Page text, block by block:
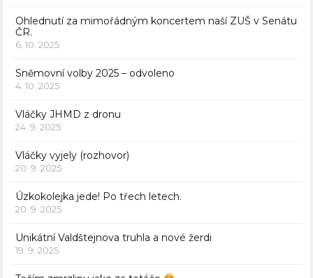
Ohlednutí za mimořádným koncertem naší ZUŠ v Senátu
ČR.
6. 10. 2025
Sněmovní volby 2025 – odvoleno
4. 10. 2025
Vláčky JHMD z dronu
24. 9. 2025
Vláčky vyjely (rozhovor)
20. 9. 2025
Úzkokolejka jede! Po třech letech.
20. 9. 2025
Unikátní Valdštejnova truhla a nové žerdi
19. 9. 2025